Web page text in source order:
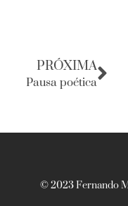
PRÓXIMA
Pausa poética
© 2023 Fernando